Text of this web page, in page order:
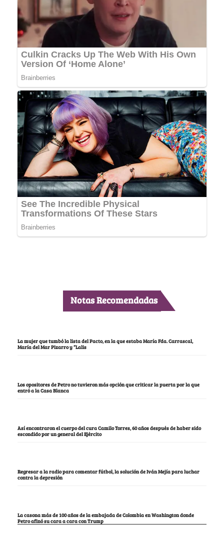
Notas Recomendadas
La mujer que tumbó la lista del Pacto, en la que estaba María Fda. Carrascal,
María del Mar Pizarro y “Lalis
Los opositores de Petro no tuvieron más opción que criticar la puerta por la que
entró a la Casa Blanca
Así encontraron el cuerpo del cura Camilo Torres, 60 años después de haber sido
escondido por un general del Ejército
Regresar a la radio para comentar fútbol, la solución de Iván Mejía para luchar
contra la depresión
La casona más de 100 años de la embajada de Colombia en Washington donde
Petro afinó su cara a cara con Trump